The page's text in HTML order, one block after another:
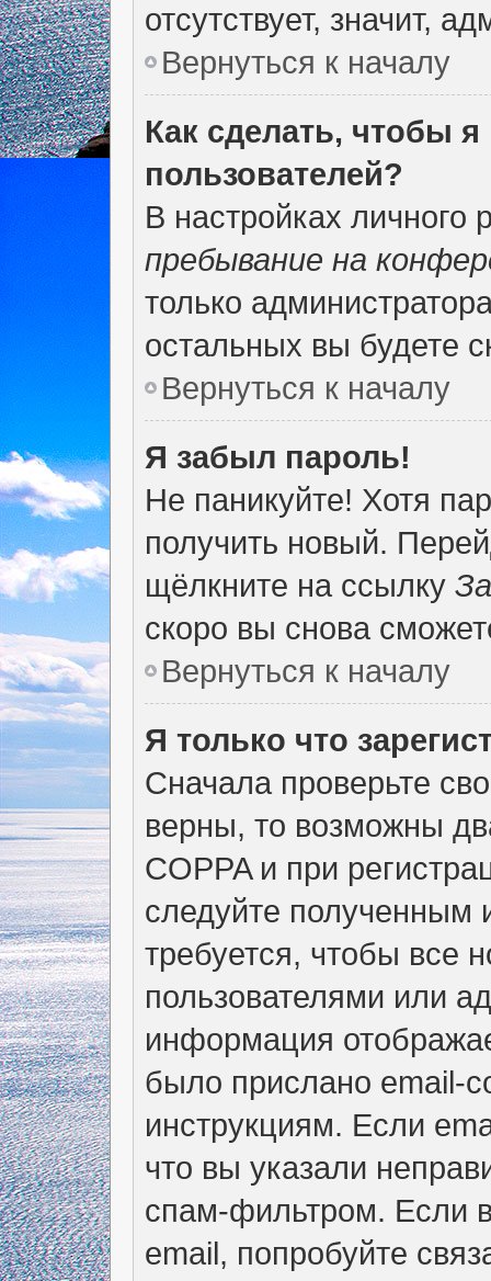
отсутствует, значит,
Вернуться к началу
Как сделать, чтобы
пользователей?
В настройках
пребывание на
только
остальных вы будете
Вернуться к началу
Я забыл пароль!
Не паникуйте! Хотя
получить новый.
щёлкните на ссылку
скоро вы снова
Вернуться к началу
Я только что
Сначала проверьте
верны, то возможны
COPPA и при
следуйте полученным
требуется, чтобы все
пользователями или
информация
было прислано email-
инструкциям. Если
что вы указали
спам-фильтром. Если
email, попробуйте